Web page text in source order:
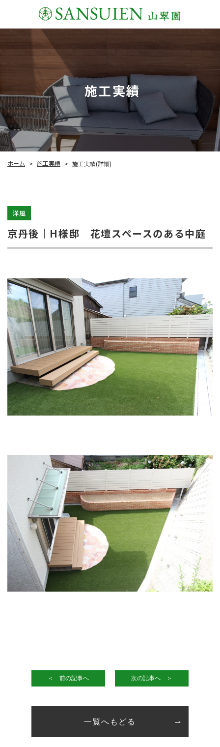
ホーム
会社紹介
受賞歴
施工実績
お客様の声
お知らせ・ブログ
ローンについて
よくあるご質問
施工実績
ホーム > 施工実績 > 施工実績(詳細)
洋風
京丹後｜H様邸 花壇スペースのある中庭
＜ 前の記事へ 次の記事へ ＞
一覧へもどる